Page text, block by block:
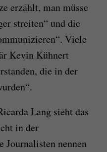
erzählt, man müsse
streiten“ und die
Viele
Kevin Kühnert
die in der
Lang sieht das
in der
nennen